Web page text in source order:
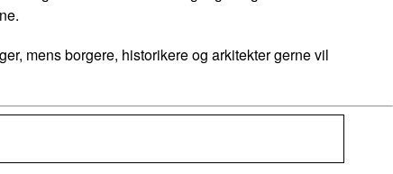
mens borgere, historikere og arkitekter gerne vil